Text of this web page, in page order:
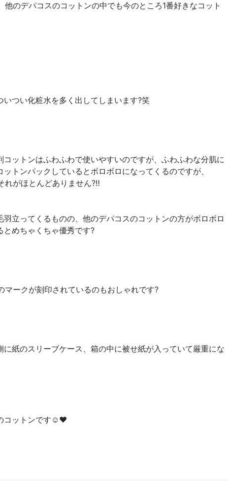
他のデパコスのコットンの中でも今のところ1番好きなコット
いつい化粧水を多く出してしまいます?笑
コットンはふわふわで使いやすいのですが、ふわふわな分肌に
トンパックしているとボロボロになってくるのですが、
れがほとんどありません?‼️
羽立ってくるものの、他のデパコスのコットンの方がボロボロ
とめちゃくちゃ優秀です?
マークが刻印されているのもおしゃれです?
に紙のスリーブケース、箱の中に被せ紙が入っていて厳重にな
コットンです☺️❤️